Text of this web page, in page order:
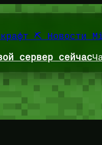
⛏️ Новости
сервер сейчас